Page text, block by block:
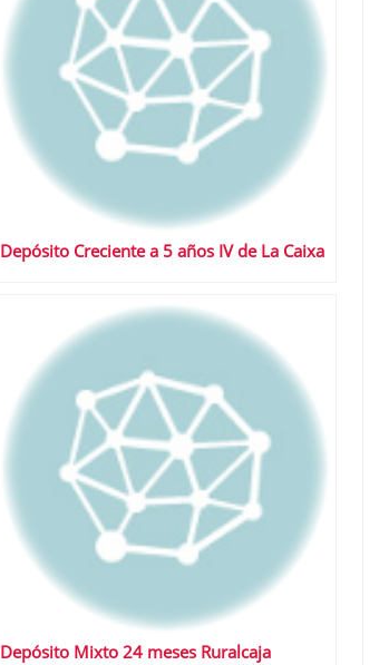
Depósito Creciente a 5 años IV de La Caixa
Depósito Mixto 24 meses Ruralcaja